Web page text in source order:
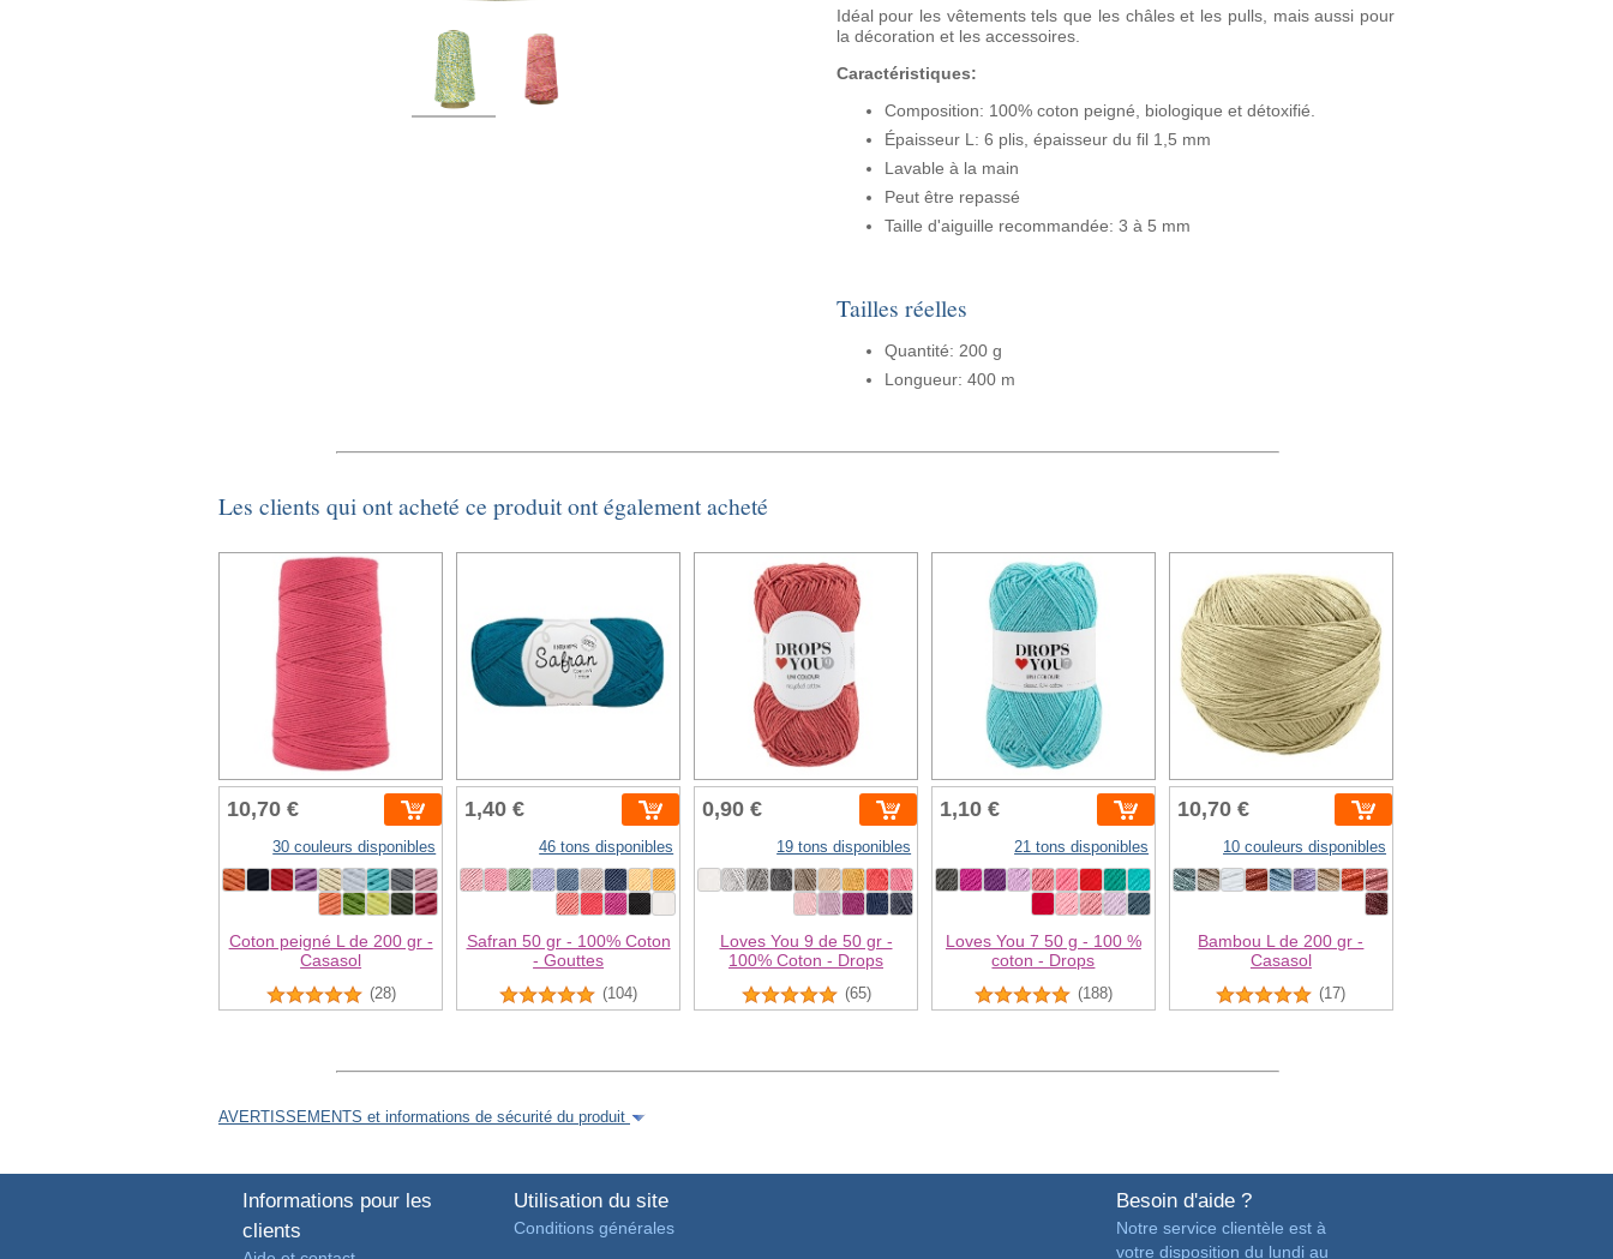
Idéal pour les vêtements tels que les châles et les pulls, mais aussi pour
la décoration et les accessoires.
Caractéristiques:
Composition: 100% coton peigné, biologique et détoxifié.
Épaisseur L: 6 plis, épaisseur du fil 1,5 mm
Lavable à la main
Peut être repassé
Taille d'aiguille recommandée: 3 à 5 mm
Tailles réelles
Quantité: 200 g
Longueur: 400 m
Les clients qui ont acheté ce produit ont également acheté
10,70 €
30 couleurs disponibles
Coton peigné L de 200 gr -
Casasol
(28)
1,40 €
46 tons disponibles
Safran 50 gr - 100% Coton
- Gouttes
(104)
0,90 €
19 tons disponibles
Loves You 9 de 50 gr -
100% Coton - Drops
(65)
1,10 €
21 tons disponibles
Loves You 7 50 g - 100 %
coton - Drops
(188)
10,70 €
10 couleurs disponibles
Bambou L de 200 gr -
Casasol
(17)
AVERTISSEMENTS et informations de sécurité du produit
Informations pour les
clients
Utilisation du site
Conditions générales
Besoin d'aide ?
Notre service clientèle est à
votre disposition du lundi au